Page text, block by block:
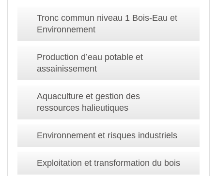
Tronc commun niveau 1 Bois-Eau et
Environnement
Production d’eau potable et
assainissement
Aquaculture et gestion des
ressources halieutiques
Environnement et risques industriels
Exploitation et transformation du bois